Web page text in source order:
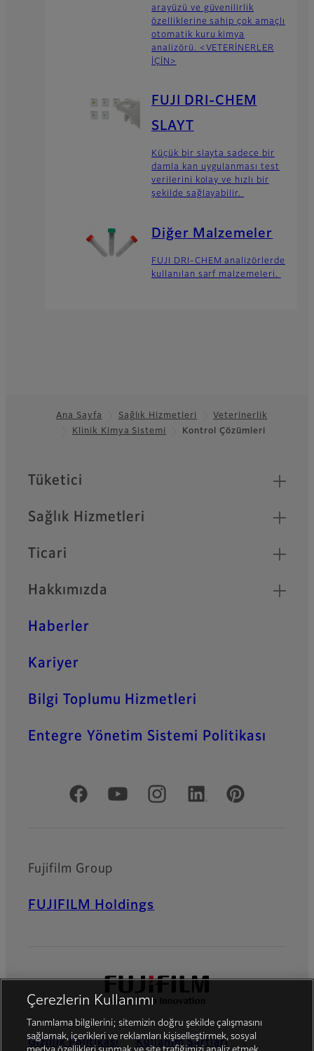
arayüzü ve güvenilirlik
özelliklerine sahip çok amaçlı
otomatik kuru kimya
analizörü. <VETERİNERLER
İÇİN>
FUJI DRI-CHEM
SLAYT
Küçük bir slayta sadece bir
damla kan uygulanması test
verilerini kolay ve hızlı bir
şekilde sağlayabilir.
Diğer Malzemeler
FUJI DRI-CHEM analizörlerde
kullanılan sarf malzemeleri.
Ana Sayfa Sağlık Hizmetleri
Veterinerlik
Klinik Kimya Sistemi
Kontrol Çözümleri
Quick Links
Tüketici
Sağlık Hizmetleri
Ticari
Hakkımızda
Haberler
Kariyer
Bilgi Toplumu Hizmetleri
Entegre Yönetim Sistemi Politikası
Resmi Sosyal Medya
Fujifilm Group
FUJIFILM Holdings
Gizlilik Politikası Kullanım Şartları
Çerezlerin Kullanımı
Tanımlama bilgilerini; sitemizin doğru şekilde çalışmasını
sağlamak, içerikleri ve reklamları kişiselleştirmek, sosyal